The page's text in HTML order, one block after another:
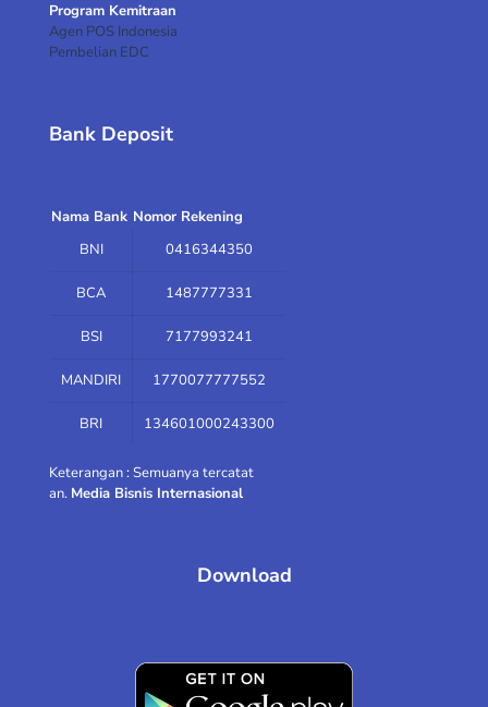
Program Kemitraan
Agen POS Indonesia
Pembelian EDC
Bank Deposit
Nama Bank Nomor Rekening
BNI
0416344350
BCA 1487777331
BSI 7177993241
MANDIRI 1770077777552
BRI 134601000243300
Keterangan : Semuanya tercatat
an. Media Bisnis Internasional
Download